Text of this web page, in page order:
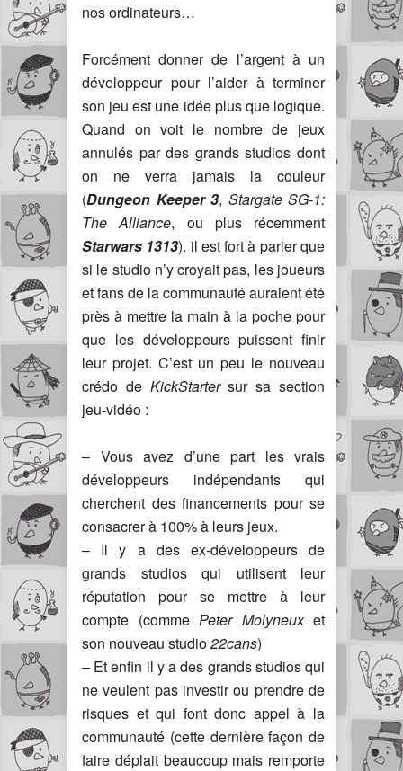
nos ordinateurs…
Forcément donner de l’argent à un
développeur pour l’aider à terminer
son jeu est une idée plus que logique.
Quand on voit le nombre de jeux
annulés par des grands studios dont
on ne verra jamais la couleur
(Dungeon Keeper 3, Stargate SG-1:
The Alliance, ou plus récemment
Starwars 1313). il est fort à parier que
si le studio n’y croyait pas, les joueurs
et fans de la communauté auraient été
près à mettre la main à la poche pour
que les développeurs puissent finir
leur projet. C’est un peu le nouveau
crédo de KickStartersur sa section
jeu-vidéo :
– Vous avez d’une part les vrais
développeurs indépendants qui
cherchent des financements pour se
consacrer à 100% à leurs jeux.
– Il y a des ex-développeurs de
grands studios qui utilisent leur
réputation pour se mettre à leur
compte (comme Peter Molyneuxet
son nouveau studio22cans)
– Et enfin il y a des grands studios qui
ne veulent pas investir ou prendre de
risques et qui font donc appel à la
communauté (cette dernière façon de
faire déplait beaucoup mais remporte